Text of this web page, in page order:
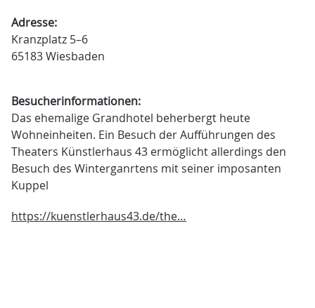
Adresse:
Kranzplatz 5–6
65183 Wiesbaden
Besucherinformationen:
Das ehemalige Grandhotel beherbergt heute
Wohneinheiten. Ein Besuch der Aufführungen des
Theaters Künstlerhaus 43 ermöglicht allerdings den
Besuch des Winterganrtens mit seiner imposanten
Kuppel
https://kuenstlerhaus43.de/the…